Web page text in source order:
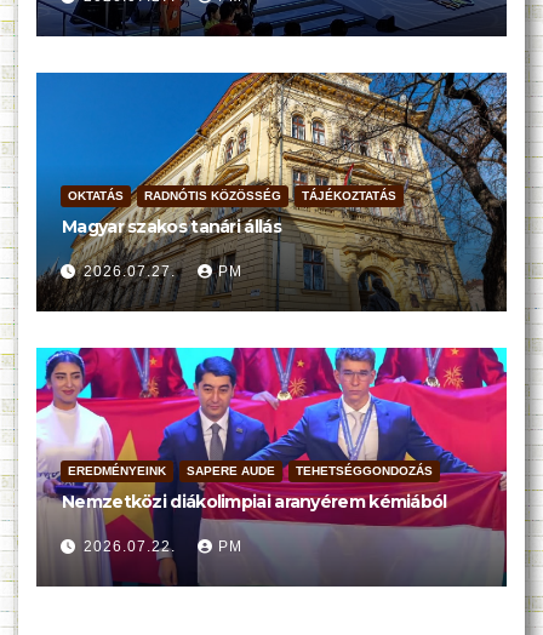
OKTATÁS RADNÓTIS KÖZÖSSÉG TÁJÉKOZTATÁS
Magyar szakos tanári állás
2026.07.27. PM
EREDMÉNYEINK SAPERE AUDE TEHETSÉGGONDOZÁS
Nemzetközi diákolimpiai aranyérem kémiából
2026.07.22. PM